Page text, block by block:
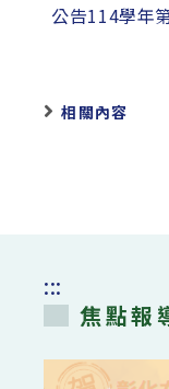
公告114學年
相關內容
:::
焦點報